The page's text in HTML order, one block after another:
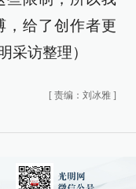
，给了创作者更
采访整理）
[ 责编：刘冰雅 ]